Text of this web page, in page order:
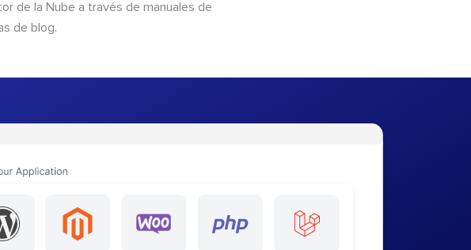
de la Nube a través de manuales de
de blog.